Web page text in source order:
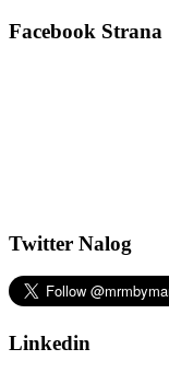
Facebook Strana
Twitter Nalog
Linkedin